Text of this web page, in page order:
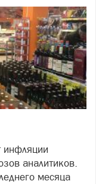
инфляции
аналитиков.
месяца